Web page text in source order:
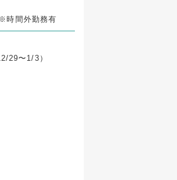
時間外勤務有
29〜1/3）